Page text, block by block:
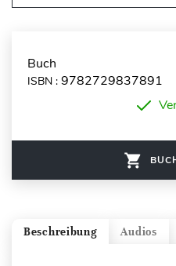
Buch
ISBN : 9782729837891
Audios
Beschreibung